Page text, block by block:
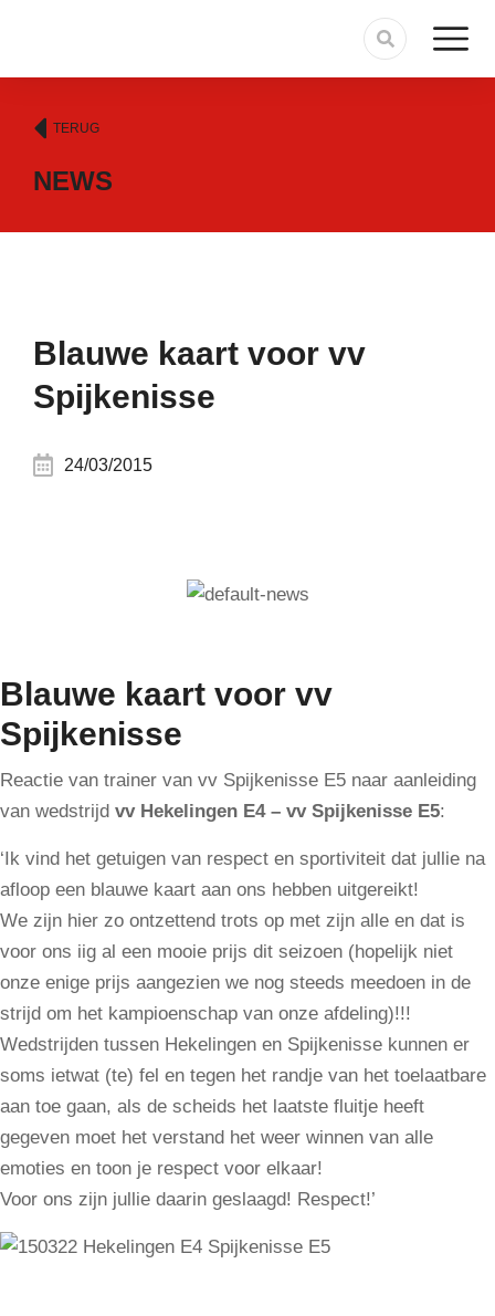
TERUG
NEWS
Blauwe kaart voor vv
Spijkenisse
24/03/2015
Blauwe kaart voor vv
Spijkenisse
Reactie van trainer van vv Spijkenisse E5 naar aanleiding
van wedstrijd vv Hekelingen E4 – vv Spijkenisse E5:
‘Ik vind het getuigen van respect en sportiviteit dat jullie na
afloop een blauwe kaart aan ons hebben uitgereikt!
We zijn hier zo ontzettend trots op met zijn alle en dat is
voor ons iig al een mooie prijs dit seizoen (hopelijk niet
onze enige prijs aangezien we nog steeds meedoen in de
strijd om het kampioenschap van onze afdeling)!!!
Wedstrijden tussen Hekelingen en Spijkenisse kunnen er
soms ietwat (te) fel en tegen het randje van het toelaatbare
aan toe gaan, als de scheids het laatste fluitje heeft
gegeven moet het verstand het weer winnen van alle
emoties en toon je respect voor elkaar!
Voor ons zijn jullie daarin geslaagd! Respect!’